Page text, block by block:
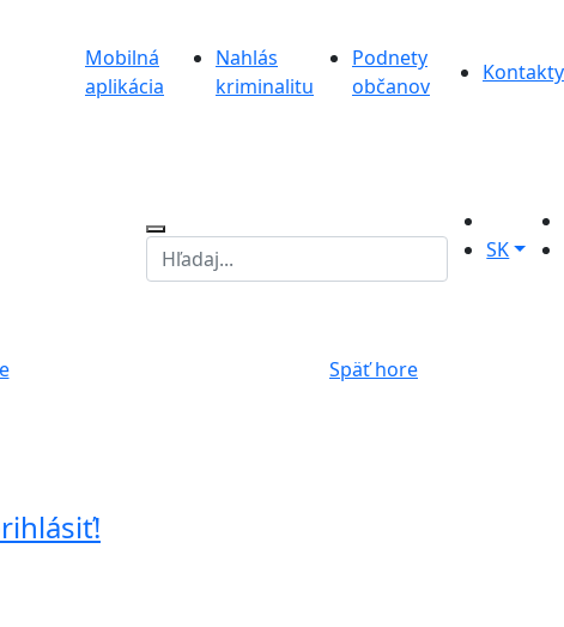
Mobilná
aplikácia
Nahlás
kriminalitu
Podnety
občanov
Kontakty
SK
Späť hore